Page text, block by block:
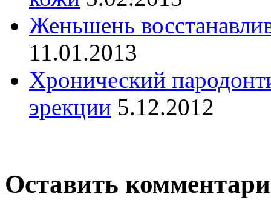
Женьшень
11.01.2013
Хронический
эрекции 5.12.2012
Оставить